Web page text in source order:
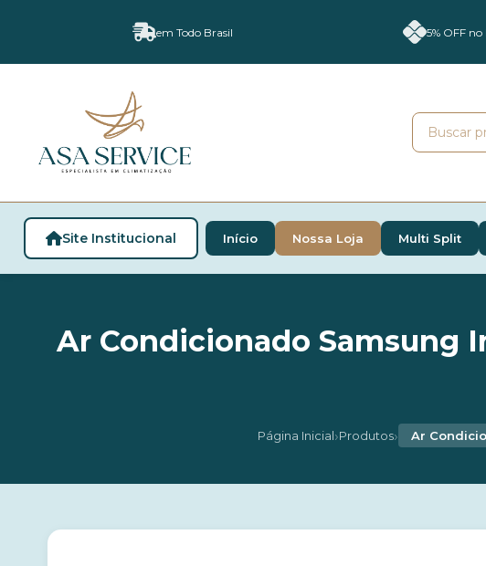
em Todo Brasil 5% OFF no
Site Institucional Início Nossa Loja Multi Split
Ar Condicionado Samsung
Página Inicial›Produtos› Ar